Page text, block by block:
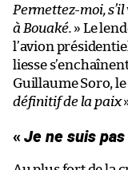
Permettez-moi,
à Bouaké. » Le
l’avion
liesse
Guillaume Soro, le
définitif de la paix
«Je ne suis